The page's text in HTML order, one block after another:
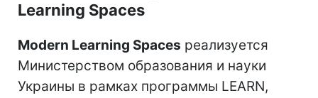
Learning Spaces
Modern Learning Spaces реализуется
Министерством образования и науки
Украины в рамках программы LEARN,